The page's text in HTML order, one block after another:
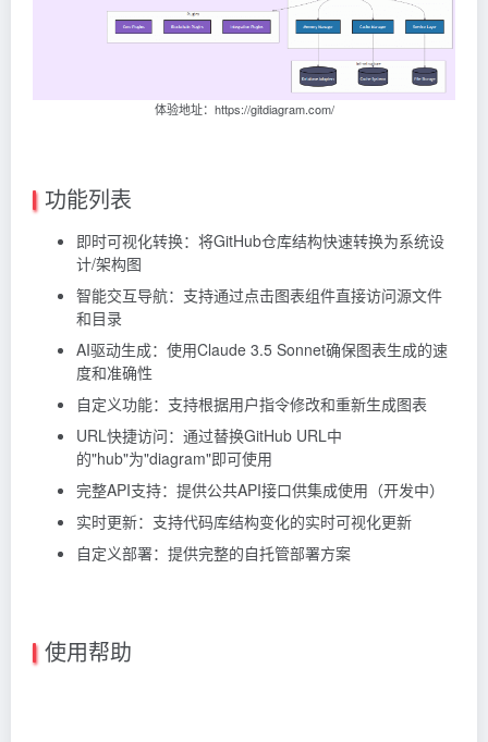
体验地址：https://gitdiagram.com/
功能列表
即时可视化转换：将GitHub仓库结构快速转换为系统设
计/架构图
智能交互导航：支持通过点击图表组件直接访问源文件
和目录
AI驱动生成：使用Claude 3.5 Sonnet确保图表生成的速
度和准确性
自定义功能：支持根据用户指令修改和重新生成图表
URL快捷访问：通过替换GitHub URL中
的"hub"为"diagram"即可使用
完整API支持：提供公共API接口供集成使用（开发中）
实时更新：支持代码库结构变化的实时可视化更新
自定义部署：提供完整的自托管部署方案
使用帮助